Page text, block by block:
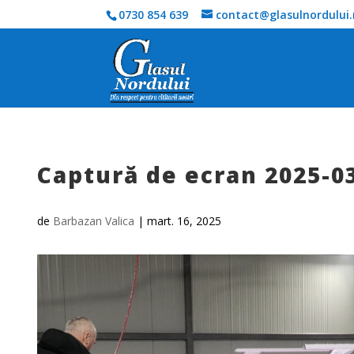
0730 854 639
Captură de ecran 2025-
de Barbazan Valica |mart. 16, 2025